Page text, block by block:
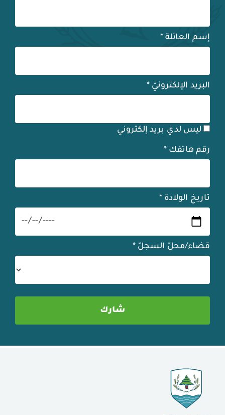
إسم العائلة *
البريد الإلكترونيّ *
ليس لدي بريد إلكتروني
رقم هاتفك *
تاريخ الولادة *
قضاء/محلّ السجلّ *